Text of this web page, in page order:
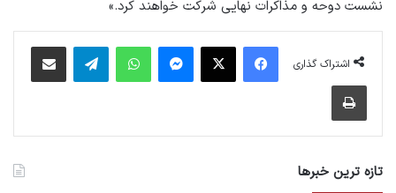
نشست دوحه و مذاکرات نهایی شرکت خواهند کرد.»
اشتراک گذاری
فیس بوک X پیام رسان واتس آپ تلگرام اشتراک گذاری از طریق ایمیل
چاپ
تازه ترین خبرها